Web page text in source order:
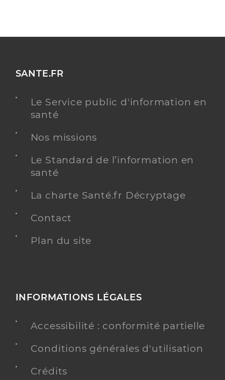
SANTE.FR
Le Service public d'information en
santé
Nos missions
Le Standard de l’information en
santé
La charte Santé.fr Décryptage
Contact
Plan du site
INFORMATIONS LÉGALES
Accessibilité : conformité partielle
Conditions générales d'utilisation
Crédits